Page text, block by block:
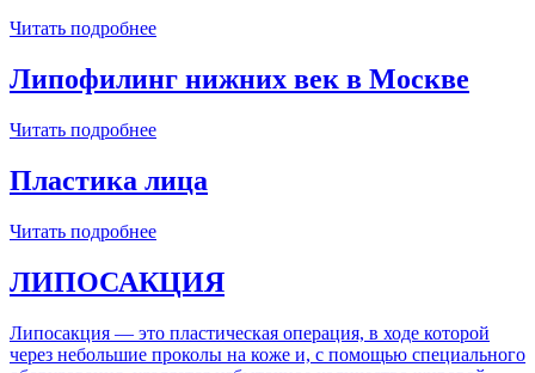
Читать подробнее
Липофилинг нижних век в Москве
Читать подробнее
Пластика лица
Читать подробнее
ЛИПОСАКЦИЯ
Липосакция — это пластическая операция, в ходе которой
через небольшие проколы на коже и, с помощью специального